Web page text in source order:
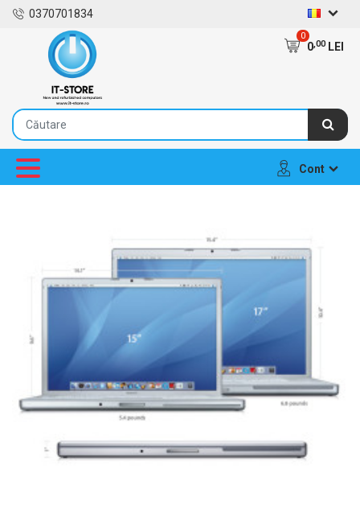
0370701834
0
0,00LEI
Cont